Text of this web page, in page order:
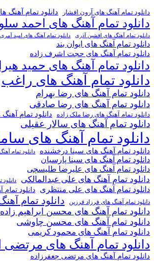
دانلود تمام آهنگ های آرون افشار دانلود تمام آهنگ
دانلود تمام آهنگ های احمد سلو
دانلود تمام آهنگ های افشین آذری دانلود تمام آهنگ های امید آمری
دانلود تمام آهنگ های ایوان بند
دانلود تمام آهنگ های حجت اشرف زاده
دانلود تمام آهنگ های حمید
دانلود تمام آهنگ های راغب
دانلود تمام آهنگ های رضا بهرام
دانلود تمام آهنگ های رضا صادقی
دانلود تمام آهنگ های رضا ملک زاده دانلود تمام
دانلود تمام آهنگ های سالار عقیلی
دانلود تمام آهنگ های
دانلود تمام آهنگ های سینا درخشنده دانلود تمام
دانلود تمام آهنگ های سینا پارسیان
دانلود تمام آهنگ های علیرضا طلیسچی
دانلود تمام آهنگ های علی عبدالمالکی
دانلود تمام آهنگ های علی منتظری دانلود
دانلود تمام آهنگ های فرزاد فرزین دانلود تمام
دانلود تمام آهنگ های محسن ابراهیم زاده
دانلود تمام آهنگ های محسن چاوشی
دانلود تمام آهنگ های محمود کریمی
دانلود تمام آهنگ های
دانلود تمام آهنگ های مرتضی جعفرزاده